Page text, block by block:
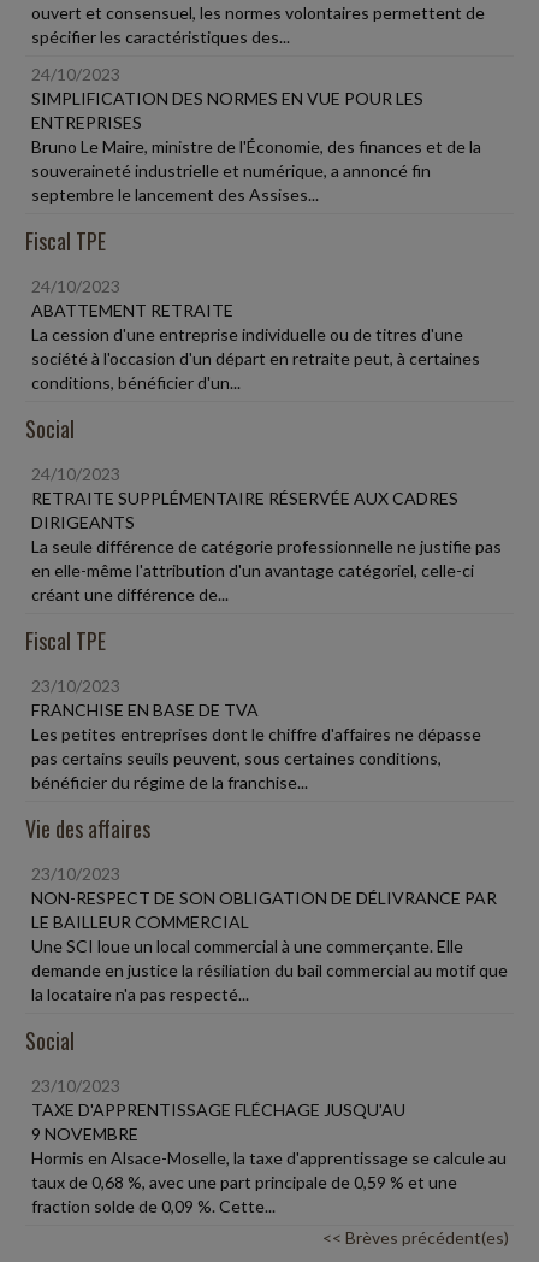
ouvert et consensuel, les normes volontaires permettent de
spécifier les caractéristiques des...
24/10/2023
SIMPLIFICATION DES NORMES EN VUE POUR LES
ENTREPRISES
Bruno Le Maire, ministre de l'Économie, des finances et de la
souveraineté industrielle et numérique, a annoncé fin
septembre le lancement des Assises...
Fiscal TPE
24/10/2023
ABATTEMENT RETRAITE
La cession d'une entreprise individuelle ou de titres d'une
société à l'occasion d'un départ en retraite peut, à certaines
conditions, bénéficier d'un...
Social
24/10/2023
RETRAITE SUPPLÉMENTAIRE RÉSERVÉE AUX CADRES
DIRIGEANTS
La seule différence de catégorie professionnelle ne justifie pas
en elle-même l'attribution d'un avantage catégoriel, celle-ci
créant une différence de...
Fiscal TPE
23/10/2023
FRANCHISE EN BASE DE TVA
Les petites entreprises dont le chiffre d'affaires ne dépasse
pas certains seuils peuvent, sous certaines conditions,
bénéficier du régime de la franchise...
Vie des affaires
23/10/2023
NON-RESPECT DE SON OBLIGATION DE DÉLIVRANCE PAR
LE BAILLEUR COMMERCIAL
Une SCI loue un local commercial à une commerçante. Elle
demande en justice la résiliation du bail commercial au motif que
la locataire n'a pas respecté...
Social
23/10/2023
TAXE D'APPRENTISSAGE FLÉCHAGE JUSQU'AU
9 NOVEMBRE
Hormis en Alsace-Moselle, la taxe d'apprentissage se calcule au
taux de 0,68 %, avec une part principale de 0,59 % et une
fraction solde de 0,09 %. Cette...
<< Brèves précédent(es)